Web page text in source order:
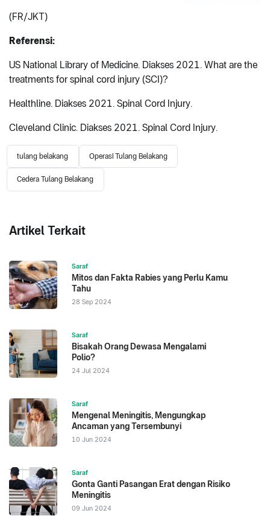
(FR/JKT)
Referensi:
US National Library of Medicine. Diakses 2021. What are the
treatments for spinal cord injury (SCI)?
Healthline. Diakses 2021. Spinal Cord Injury.
Cleveland Clinic. Diakses 2021. Spinal Cord Injury.
tulang belakang Operasi Tulang Belakang
Cedera Tulang Belakang
Artikel Terkait
Saraf
Mitos dan Fakta Rabies yang Perlu Kamu
Tahu
28 Sep 2024
Saraf
Bisakah Orang Dewasa Mengalami
Polio?
24 Jul 2024
Saraf
Mengenal Meningitis, Mengungkap
Ancaman yang Tersembunyi
10 Jun 2024
Saraf
Gonta Ganti Pasangan Erat dengan Risiko
Meningitis
09 Jun 2024